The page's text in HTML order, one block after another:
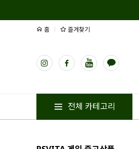
홈 즐겨찾기
전체 카테고리